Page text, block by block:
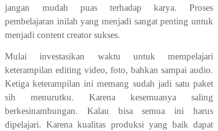
jangan mudah puas terhadap karya. Proses
pembelajaran inilah yang menjadi sangat penting untuk
menjadi content creator sukses.
Mulai investasikan waktu untuk mempelajari
keterampilan editing video, foto, bahkan sampai audio.
Ketiga keterampilan ini memang sudah jadi satu paket
sih menurutku. Karena kesemuanya saling
berkesinambungan. Kalau bisa semua ini harus
dipelajari. Karena kualitas produksi yang baik dapat